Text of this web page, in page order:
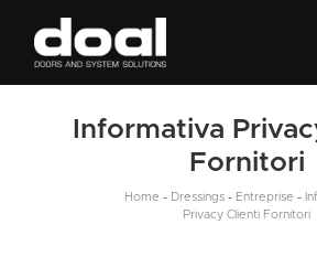
Informativa
Fornitori
Home - Dressings - Entreprise -
Privacy Clienti Fornitori